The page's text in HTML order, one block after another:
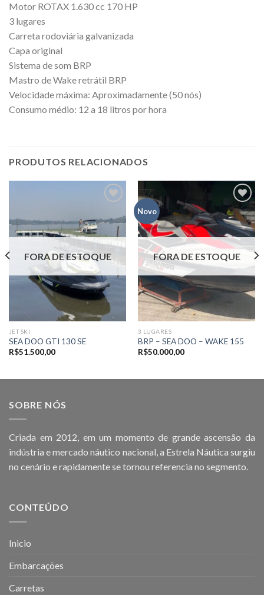
Motor ROTAX 1.630 cc 170 HP
3 lugares
Carreta rodoviária galvanizada
Capa original
Sistema de som BRP
Mastro de Wake retrátil BRP
Velocidade máxima: Aproximadamente (50 nós)
Consumo médio: 12 a 18 litros por hora
PRODUTOS RELACIONADOS
Adicionar
aos meus
favoritos
FORA DE ESTOQUE
JET SKI
SEA DOO GTI 130 SE
R$51.500,00
Novo
Adicionar
aos meus
favoritos
FORA DE ESTOQUE
3 LUGARES
BRP – SEA DOO – WAKE 155
R$50.000,00
SOBRE NÓS
Criada em 2012, em um momento de grande ascensão da
indústria e mercado náutico nacional, a Estrela Náutica surgiu
no cenário e rapidamente se tornou referencia no segmento.
CONTEÚDO
Inicio
Embarcações
Carretas